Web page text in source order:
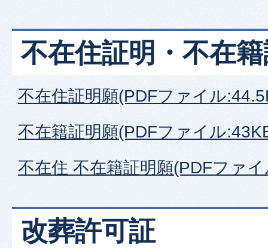
不在住証明・不在
不在住証明願(PDFファイル
不在籍証明願(PDFファイル
不在住 不在籍証明願(PDFファ
改葬許可証